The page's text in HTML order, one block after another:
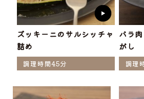
ズッキーニのサルシッチャ
詰め
調理時間45分
バラ
がし
調理